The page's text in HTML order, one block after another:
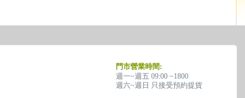
門市營業時間:
週一~週五 09:00 ~1800
週六~週日 只接受預約提貨